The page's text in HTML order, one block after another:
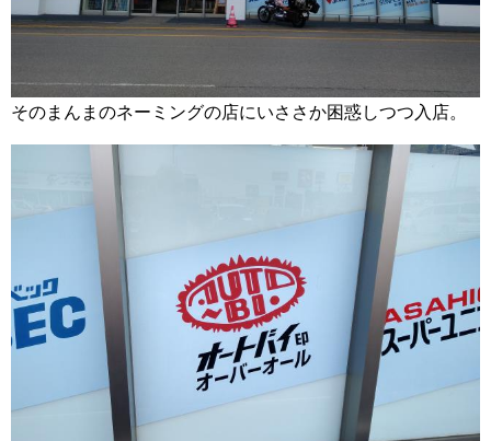
そのまんまのネーミングの店にいささか困惑しつつ入店。